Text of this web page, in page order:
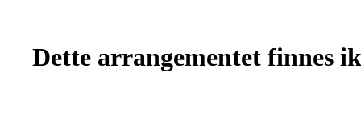
Dette arrangementet finnes